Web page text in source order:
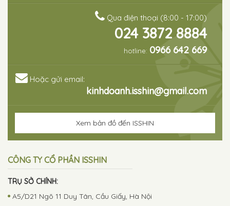
Qua điện thoại (8:00 - 17:00)
024 3872 8884
hotline: 0966 642 669
Hoặc gửi email:
kinhdoanh.isshin@gmail.com
Xem bản đồ đến ISSHIN
CÔNG TY CỔ PHẦN ISSHIN
TRỤ SỞ CHÍNH:
A5/D21 Ngõ 11 Duy Tân, Cầu Giấy, Hà Nội